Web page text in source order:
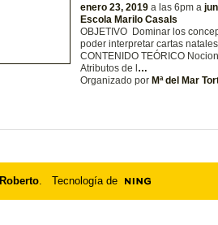
enero 23, 2019 a las 6pm a
Escola Marilo Casals
OBJETIVO Dominar los
poder interpretar cartas
CONTENIDO TEÓRICO
Atributos de l…
Organizado por Mª del Mar
Roberto. Tecnología de